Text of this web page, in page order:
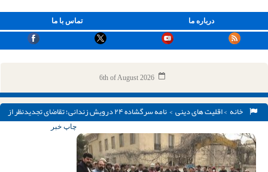
تماس با ما درباره ما
6th of August 2026
خانه >اقلیت های دینی
> نامه سرگشاده ۲۴ درویش زندانی؛ تقاضای تجدیدنظر از
چاپ خبر